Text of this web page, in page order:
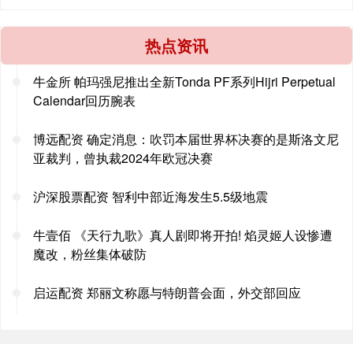
热点资讯
牛金所 帕玛强尼推出全新Tonda PF系列Hijri Perpetual
Calendar回历腕表
博远配资 确定消息：吹罚本届世界杯决赛的是斯洛文尼
亚裁判，曾执裁2024年欧冠决赛
沪深股票配资 智利中部近海发生5.5级地震
牛壹佰 《天行九歌》真人剧即将开拍! 焰灵姬人设惨遭
魔改，粉丝集体破防
启运配资 郑丽文称愿与特朗普会面，外交部回应